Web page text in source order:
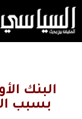
البنك
بسبب